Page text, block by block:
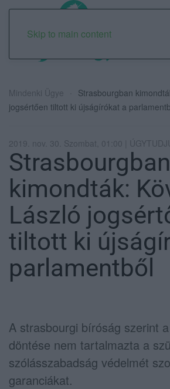
Skip to main content
Mindenki Ügye
Strasbourgban
jogsértően tiltott ki újságírókat a
2019. nov. 30. Szombat, 01:00 |
Strasbourgban
kimondták:
László
tiltott ki
parlamentből
A strasbourgi bíróság szerint
döntése nem tartalmazta a
szólásszabadság védelmét
garanciákat.